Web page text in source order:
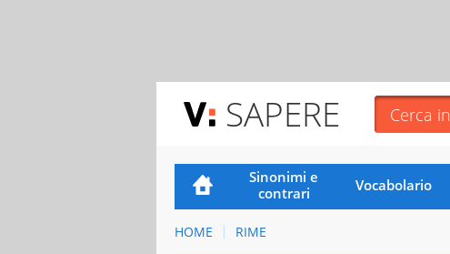
SAPERE
Sinonimi e
contrari
Vocabolario
HOME RIME